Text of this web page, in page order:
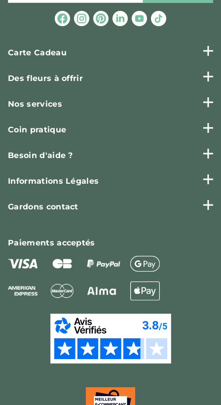
Carte Cadeau
Des fleurs à offrir
Nos services
Coin pratique
Besoin d'aide ?
Informations Légales
Gardons contact
Paiementsacceptés